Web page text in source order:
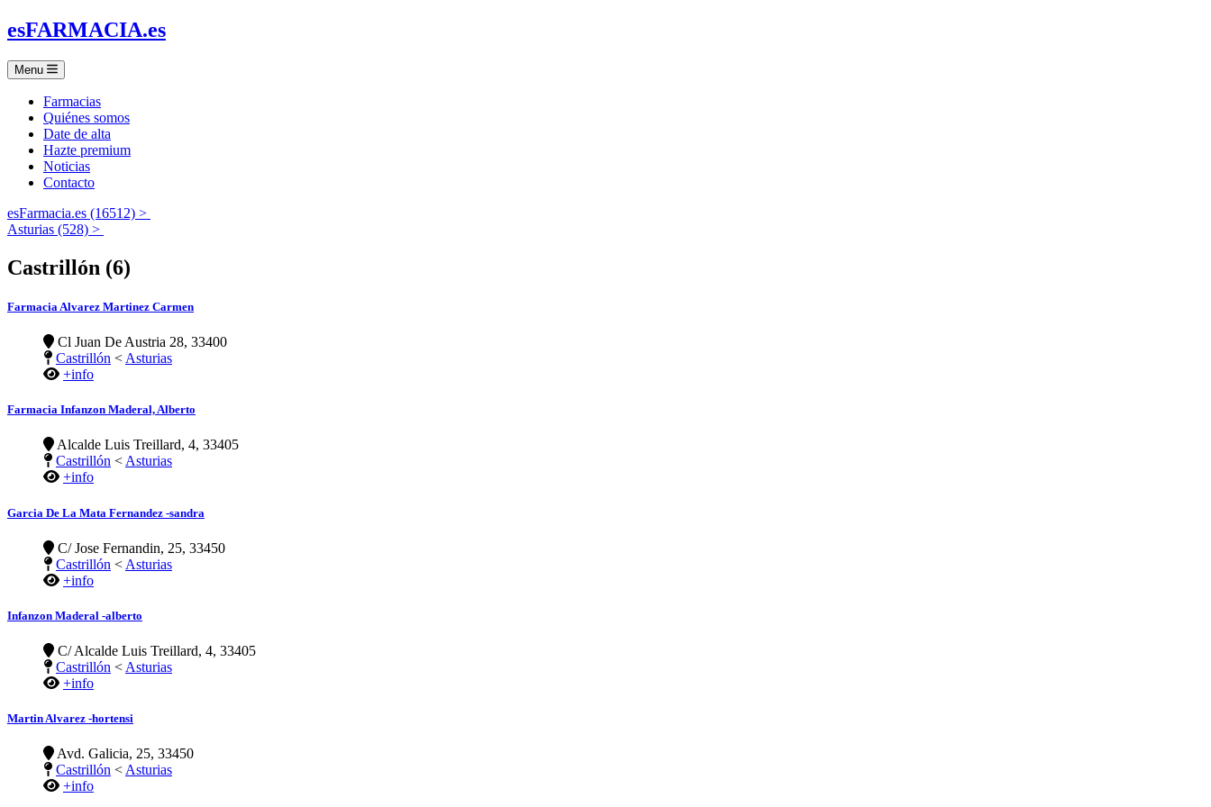
esFARMACIA.es
Menu
Farmacias
Quiénes somos
Date de alta
Hazte premium
Noticias
Contacto
esFarmacia.es (16512) >
Asturias (528) >
Castrillón (6)
Farmacia Alvarez Martinez Carmen
Cl Juan De Austria 28, 33400
Castrillón < Asturias
+info
Farmacia Infanzon Maderal, Alberto
Alcalde Luis Treillard, 4, 33405
Castrillón <Asturias
+info
Garcia De La Mata Fernandez -sandra
C/ Jose Fernandin, 25, 33450
Castrillón < Asturias
+info
Infanzon Maderal -alberto
C/ Alcalde Luis Treillard, 4, 33405
Castrillón < Asturias
+info
Martin Alvarez -hortensi
Avd. Galicia, 25, 33450
Castrillón <Asturias
+info